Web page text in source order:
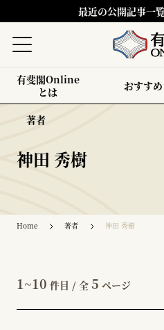
最近の公開記事一
有斐閣Online
とは
おすすめ
著者
神田 秀樹
Home 著者 神田 秀樹
1~10 件目 / 全 5 ページ